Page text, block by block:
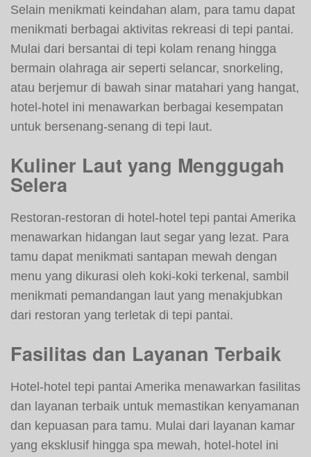
Selain menikmati keindahan alam, para tamu dapat
menikmati berbagai aktivitas rekreasi di tepi pantai.
Mulai dari bersantai di tepi kolam renang hingga
bermain olahraga air seperti selancar, snorkeling,
atau berjemur di bawah sinar matahari yang hangat,
hotel-hotel ini menawarkan berbagai kesempatan
untuk bersenang-senang di tepi laut.
Kuliner Laut yang Menggugah
Selera
Restoran-restoran di hotel-hotel tepi pantai Amerika
menawarkan hidangan laut segar yang lezat. Para
tamu dapat menikmati santapan mewah dengan
menu yang dikurasi oleh koki-koki terkenal, sambil
menikmati pemandangan laut yang menakjubkan
dari restoran yang terletak di tepi pantai.
Fasilitas dan Layanan Terbaik
Hotel-hotel tepi pantai Amerika menawarkan fasilitas
dan layanan terbaik untuk memastikan kenyamanan
dan kepuasan para tamu. Mulai dari layanan kamar
yang eksklusif hingga spa mewah, hotel-hotel ini